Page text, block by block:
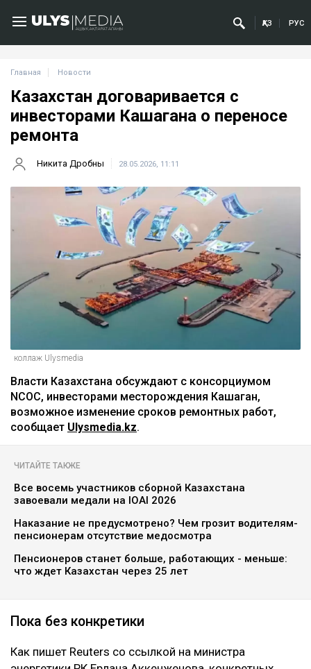
ҚАЗ РУС
Главная Новости
Казахстан договаривается с
инвесторами Кашагана о переносе
ремонта
Никита Дробны 28.05.2026, 11:11
коллаж Ulysmedia
Власти Казахстана обсуждают с консорциумом
NCOC, инвесторами месторождения Кашаган,
возможное изменение сроков ремонтных работ,
сообщает Ulysmedia.kz.
ЧИТАЙТЕ ТАКЖЕ
Все восемь участников сборной Казахстана
завоевали медали на IOAI 2026
Наказание не предусмотрено? Чем грозит водителям-
пенсионерам отсутствие медосмотра
Пенсионеров станет больше, работающих - меньше:
что ждет Казахстан через 25 лет
Пока без конкретики
Как пишет Reuters со ссылкой на министра